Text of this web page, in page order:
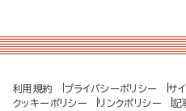
利用規約 プライバシーポリシー サ
クッキーポリシー
リンクポリシー 記